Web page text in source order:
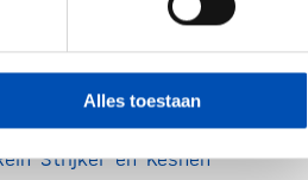
Alles toestaan
in waardevolle
Strijker en Keshen